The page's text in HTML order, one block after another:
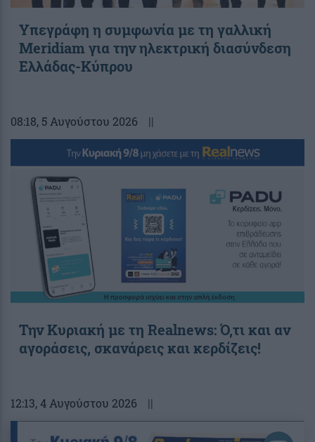
Υπεγράφη η συμφωνία με τη γαλλική
Meridiam για την ηλεκτρική διασύνδεση
Ελλάδας-Κύπρου
08:18, 5 Αυγούστου 2026 ||
Την Κυριακή με τη Realnews: Ό,τι και αν
αγοράσεις, σκανάρεις και κερδίζεις!
12:13, 4 Αυγούστου 2026 ||